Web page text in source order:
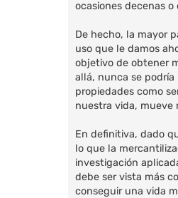
ocasiones decenas
De hecho, la mayor
uso que le damos
objetivo de obtener
allá, nunca se podría
propiedades como
nuestra vida, mueve
En definitiva, dado
lo que la
investigación
debe ser vista más
conseguir una vida